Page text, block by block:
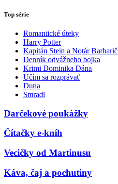
Top série
Romantické úteky
Harry Potter
Kapitán Stein a Notár Barbarič
Denník odvážneho bojka
Krimi Dominika Dána
Učím sa rozprávať
Duna
Smradi
Darčekové poukážky
Čítačky e-kníh
Vecičky od Martinusu
Káva, čaj a pochutiny